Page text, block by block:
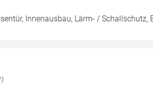
Innenausbau, Lärm- / Schallschutz,